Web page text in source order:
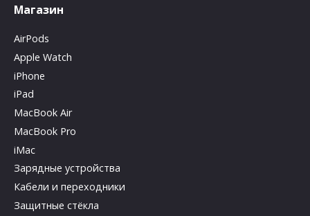
Магазин
AirPods
Apple Watch
iPhone
iPad
MacBook Air
MacBook Pro
iMac
Зарядные устройства
Кабели и переходники
Защитные стёкла